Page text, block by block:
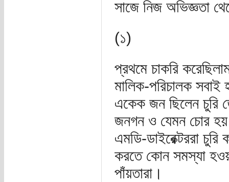
সাজে নিজ অভিজ্ঞতা
(১)
প্রথমে চাকরি
মালিক-পরিচালক সবাই
একেক জন ছিলেন চুরি
জনগন ও যেমন চোর হয়
এমডি-ডাইরেক্টররা চুরি
করতে কোন সমস্যা
পাঁয়তারা।